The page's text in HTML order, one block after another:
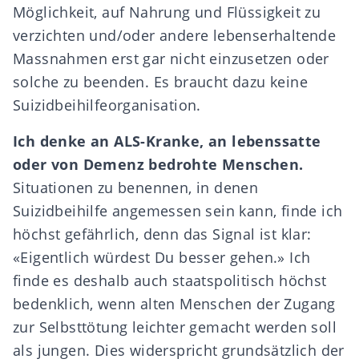
Möglichkeit, auf Nahrung und Flüssigkeit zu
verzichten und/oder andere lebenserhaltende
Massnahmen erst gar nicht einzusetzen oder
solche zu beenden. Es braucht dazu keine
Suizidbeihilfeorganisation.
Ich denke an ALS-Kranke, an lebenssatte
oder von Demenz bedrohte Menschen.
Situationen zu benennen, in denen
Suizidbeihilfe angemessen sein kann, finde ich
höchst gefährlich, denn das Signal ist klar:
«Eigentlich würdest Du besser gehen.» Ich
finde es deshalb auch staatspolitisch höchst
bedenklich, wenn alten Menschen der Zugang
zur Selbsttötung leichter gemacht werden soll
als jungen. Dies widerspricht grundsätzlich der